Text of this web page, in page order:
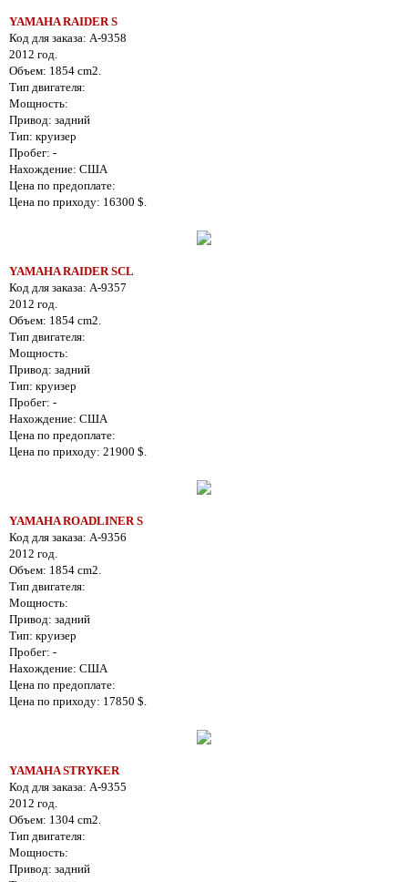
YAMAHA RAIDER S
Код для заказа: A-9358
2012 год.
Объем: 1854 cm2.
Тип двигателя:
Мощность:
Привод: задний
Тип: круизер
Пробег: -
Нахождение: США
Цена по предоплате:
Цена по приходу: 16300 $.
YAMAHA RAIDER SCL
Код для заказа: A-9357
2012 год.
Объем: 1854 cm2.
Тип двигателя:
Мощность:
Привод: задний
Тип: круизер
Пробег: -
Нахождение: США
Цена по предоплате:
Цена по приходу: 21900 $.
YAMAHA ROADLINER S
Код для заказа: A-9356
2012 год.
Объем: 1854 cm2.
Тип двигателя:
Мощность:
Привод: задний
Тип: круизер
Пробег: -
Нахождение: США
Цена по предоплате:
Цена по приходу: 17850 $.
YAMAHA STRYKER
Код для заказа: A-9355
2012 год.
Объем: 1304 cm2.
Тип двигателя:
Мощность:
Привод: задний